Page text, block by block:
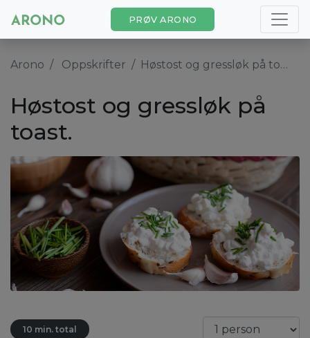
PRØV ARONO
Arono Oppskrifter Høstost og gressløk på toast.
Høstost og gressløk på
toast.
10 min. total